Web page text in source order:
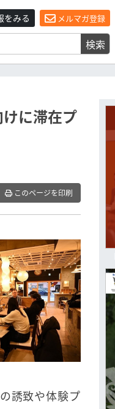
をみる メルマガ登録
検索
に滞在プ
このページを印刷
誘致や体験プ